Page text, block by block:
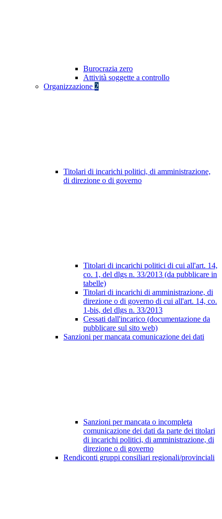
Burocrazia zero
Attività soggette a controllo
Organizzazione 2
Titolari di incarichi politici, di amministrazione,
di direzione o di governo
Titolari di incarichi politici di cui all'art. 14,
co. 1, del dlgs n. 33/2013 (da pubblicare in
tabelle)
Titolari di incarichi di amministrazione, di
direzione o di governo di cui all'art. 14, co.
1-bis, del dlgs n. 33/2013
Cessati dall'incarico (documentazione da
pubblicare sul sito web)
Sanzioni per mancata comunicazione dei dati
Sanzioni per mancata o incompleta
comunicazione dei dati da parte dei titolari
di incarichi politici, di amministrazione, di
direzione o di governo
Rendiconti gruppi consiliari regionali/provinciali